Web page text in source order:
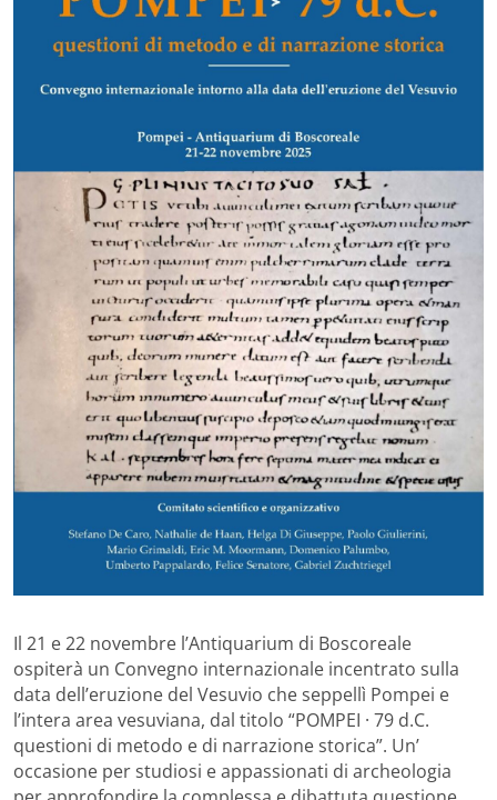
Il 21 e 22 novembre l’Antiquarium di Boscoreale
ospiterà un Convegno internazionale incentrato sulla
data dell’eruzione del Vesuvio che seppellì Pompei e
l’intera area vesuviana, dal titolo “POMPEI · 79 d.C.
questioni di metodo e di narrazione storica”. Un’
occasione per studiosi e appassionati di archeologia